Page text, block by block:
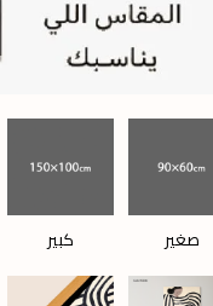
صغير كبير